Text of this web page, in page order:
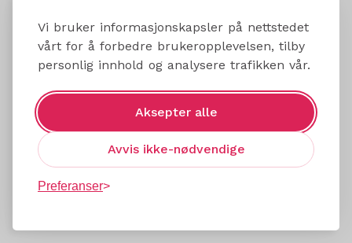
Vi bruker informasjonskapsler på nettstedet
vårt for å forbedre brukeropplevelsen, tilby
personlig innhold og analysere trafikken vår.
Aksepter alle
Avvis ikke-nødvendige
Preferanser